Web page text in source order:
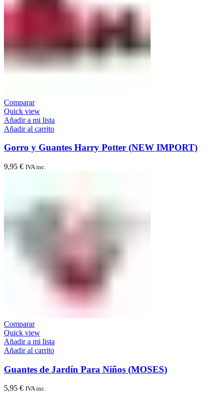
Comparar
Quick view
Añadir a mi lista
Añadir al carrito
Gorro y Guantes Harry Potter (NEW IMPORT)
9,95 € IVA inc.
Comparar
Quick view
Añadir a mi lista
Añadir al carrito
Guantes de Jardín Para Niños (MOSES)
5,95 € IVA inc.